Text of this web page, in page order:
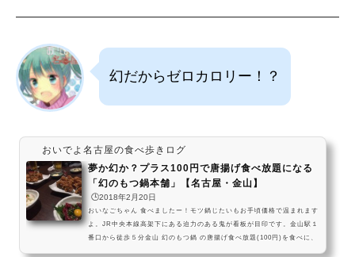
幻だからゼロカロリー！？
おいでよ名古屋の食べ歩きログ
夢か幻か？プラス100円で唐揚げ食べ放題になる
「幻のもつ鍋本舗」【名古屋・金山】
🕒️2018年2月20日
おいなごちゃん 食べましたー！モツ鍋じたいもお手頃価格で温まれます
よ。JR中央本線高架下にある迫力のある鬼が看板が目印です。金山駅１
番口から徒歩５分金山 幻のもつ鍋 の唐揚げ食べ放題(100円)を食べに、